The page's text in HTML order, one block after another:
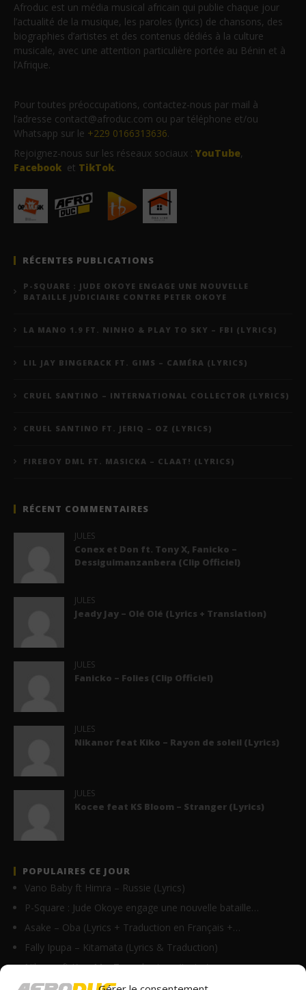
Afroduc est un média musical africain qui publie chaque jour
l’actualité de la musique, les paroles (lyrics) de chansons, des
biographies d’artistes et des contenus dédiés à la culture
musicale, avec une attention particulière portée au Bénin et à
l’Afrique.
Pour toutes préoccupations, contactez-nous par mail à
l’adresse contact@afroduc.com ou par téléphone et/ou
Whatsapp sur le +229 0166313636.
Rejoignez-nous sur les réseaux sociaux : YouTube,
Facebook et TikTok.
RÉCENTES PUBLICATIONS
P-SQUARE : JUDE OKOYE ENGAGE UNE NOUVELLE
BATAILLE JUDICIAIRE CONTRE PETER OKOYE
LA MANO 1.9 FT. NINHO & PLAY TO SKY – FBI (LYRICS)
LIL JAY BINGERACK FT. GIMS – CAMÉRA (LYRICS)
CRUEL SANTINO – INTERNATIONAL COLLECTOR (LYRICS)
CRUEL SANTINO FT. JERIQ – OZ (LYRICS)
FIREBOY DML FT. MASICKA – CLAAT! (LYRICS)
RÉCENT COMMENTAIRES
JULES
Conex et Don ft. Tony X, Fanicko –
Dessiguimanzanbera (Clip Officiel)
JULES
Jeady Jay – Olé Olé (Lyrics + Translation)
JULES
Fanicko – Folies (Clip Officiel)
JULES
Nikanor feat Kiko – Rayon de soleil (Lyrics)
JULES
Kocee feat KS Bloom – Stranger (Lyrics)
POPULAIRES CE JOUR
Vano Baby ft Himra – Russie (Lyrics)
P-Square : Jude Okoye engage une nouvelle bataille…
Asake – Oba (Lyrics + Traduction en Français +…
Fally Ipupa – Kitamata (Lyrics & Traduction)
Nikanor ft Krys M – Tu parles trop (Lyrics)
Axel Merryl feat Toofan – Gba gba (Lyrics)